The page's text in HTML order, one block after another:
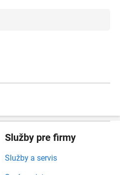
Služby pre firmy
Služby a servis